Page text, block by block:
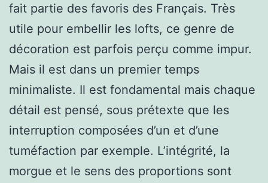
fait partie des favoris des Français. Très
utile pour embellir les lofts, ce genre de
décoration est parfois perçu comme impur.
Mais il est dans un premier temps
minimaliste. Il est fondamental mais chaque
détail est pensé, sous prétexte que les
interruption composées d’un et d’une
tuméfaction par exemple. L’intégrité, la
morgue et le sens des proportions sont